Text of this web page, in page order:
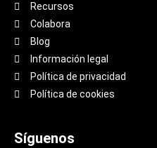
Recursos
Colabora
Blog
Información legal
Política de privacidad
Política de cookies
Síguenos